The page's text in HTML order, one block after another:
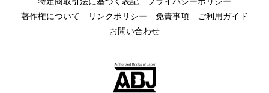
著作権について
リンクポリシー 免責事項
ご利用ガイド
お問い合わせ